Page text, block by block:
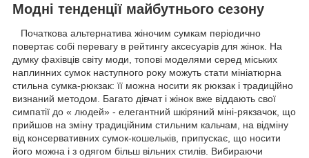
Модні тенденції майбутнього сезону
Початкова альтернатива жіночим сумкам періодично
повертає собі перевагу в рейтингу аксесуарів для жінок. На
думку фахівців світу моди, топові моделями серед міських
наплинних сумок наступного року можуть стати мініатюрна
стильна сумка-рюкзак: її можна носити як рюкзак і традиційно
визнаний методом. Багато дівчат і жінок вже віддають свої
симпатії до « людей» - елегантний шкіряний міні-рякзачок, що
прийшов на зміну традиційним стильним кальчам, на відміну
від консервативних сумок-кошельків, припускає, що носити
його можна і з одягом більш вільних стилів. Вибираючи